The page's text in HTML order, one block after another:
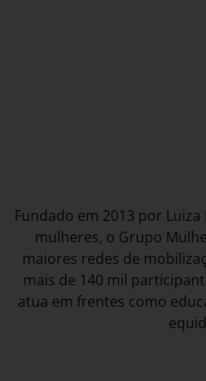
Fundado em 2013 por
mulheres, o Grupo
maiores redes de
mais de 140 mil
atua em frentes como